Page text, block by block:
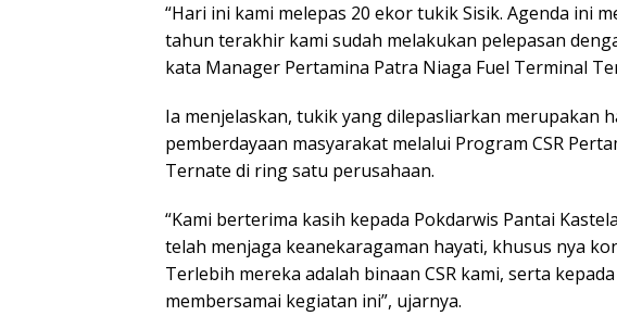
“Hari ini kami melepas 20 ekor tukik Sisik. Agenda ini
tahun terakhir kami sudah melakukan pelepasan
kata Manager Pertamina Patra Niaga Fuel Terminal
Ia menjelaskan, tukik yang dilepasliarkan merupakan
pemberdayaan masyarakat melalui Program CSR
Ternate di ring satu perusahaan.
“Kami berterima kasih kepada Pokdarwis Pantai
telah menjaga keanekaragaman hayati, khusus nya
Terlebih mereka adalah binaan CSR kami, serta
membersamai kegiatan ini”, ujarnya.